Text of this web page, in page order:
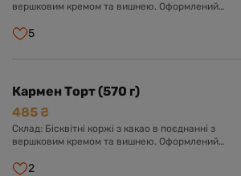
вершковим кремом та вишнею. Оформлений
вишнею.
5
Кармен Торт (570 г)
485 ₴
Склад: Бісквітні коржі з какао в поєднанні з
вершковим кремом та вишнею. Оформлений
вишнею.
2